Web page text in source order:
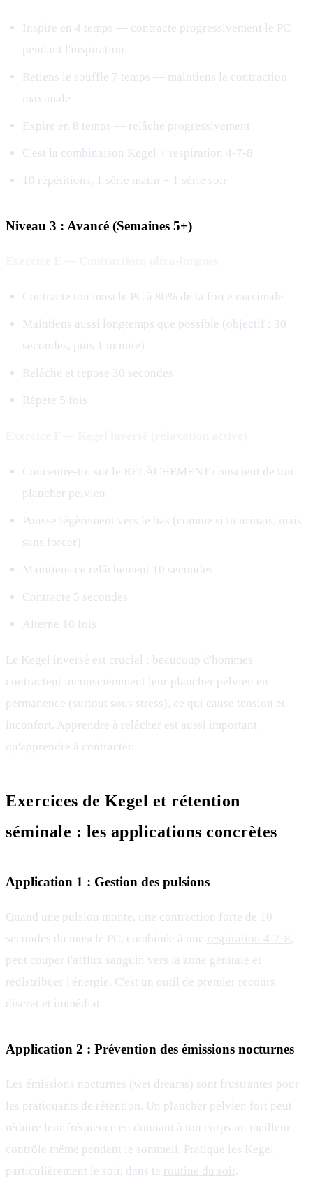
Inspire en 4 temps — contracte progressivement le PC
pendant l'inspiration
Retiens le souffle 7 temps — maintiens la contraction
maximale
Expire en 8 temps — relâche progressivement
C'est la combinaison Kegel + respiration 4-7-8
10 répétitions, 1 série matin + 1 série soir
Niveau 3 : Avancé (Semaines 5+)
Contracte ton muscle PC à 80% de ta force maximale
Maintiens aussi longtemps que possible (objectif : 30
secondes, puis 1 minute)
Relâche et repose 30 secondes
Répète 5 fois
Concentre-toi sur le RELÂCHEMENT conscient de ton
plancher pelvien
Pousse légèrement vers le bas (comme si tu urinais, mais
sans forcer)
Maintiens ce relâchement 10 secondes
Contracte 5 secondes
Alterne 10 fois
Le Kegel inversé est crucial : beaucoup d'hommes
contractent inconsciemment leur plancher pelvien en
permanence (surtout sous stress), ce qui cause tension et
inconfort. Apprendre à relâcher est aussi important
qu'apprendre à contracter.
Exercices de Kegel et rétention
séminale : les applications concrètes
Application 1 : Gestion des pulsions
Quand une pulsion monte, une contraction forte de 10
secondes du muscle PC, combinée à une respiration 4-7-8,
peut couper l'afflux sanguin vers la zone génitale et
redistribuer l'énergie. C'est un outil de premier recours
discret et immédiat.
Application 2 : Prévention des émissions nocturnes
Les émissions nocturnes (wet dreams) sont frustrantes pour
les pratiquants de rétention. Un plancher pelvien fort peut
réduire leur fréquence en donnant à ton corps un meilleur
contrôle même pendant le sommeil. Pratique les Kegel
particulièrement le soir, dans ta routine du soir .